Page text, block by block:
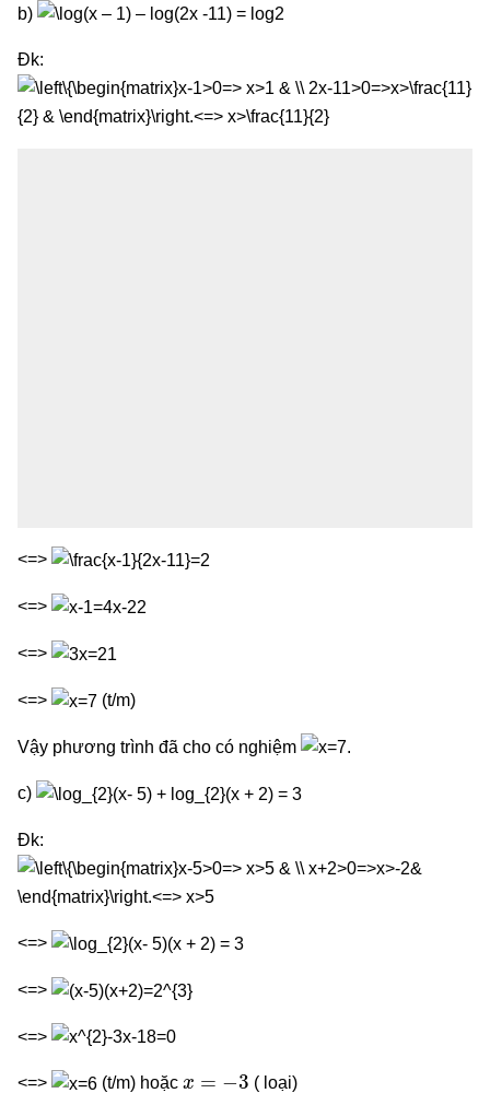
b)
Đk:
<=>
<=>
<=>
<=> (t/m)
Vậy phương trình đã cho có nghiệm .
c)
Đk:
<=>
<=>
<=>
<=> (t/m) hoặc ( loại)